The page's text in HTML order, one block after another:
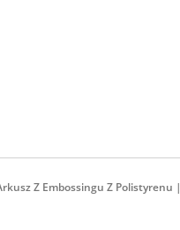
Z Embossingu Z